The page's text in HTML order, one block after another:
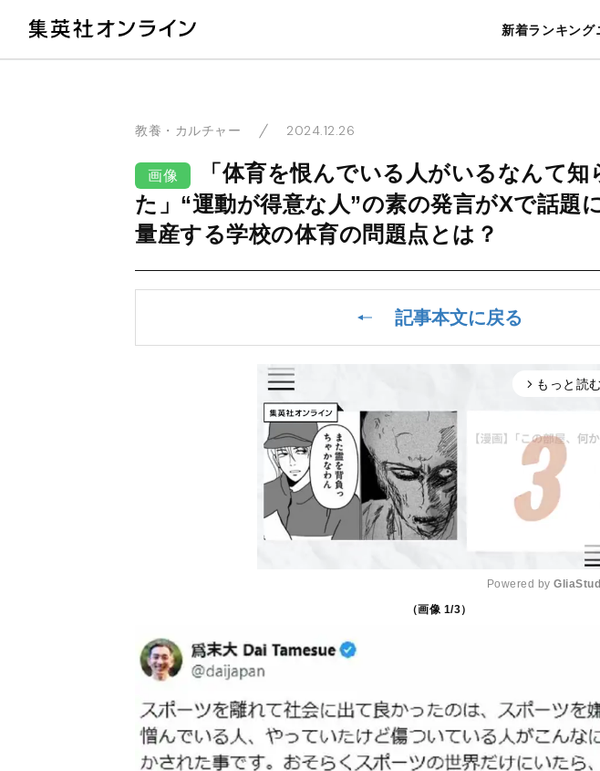
新着ランキング
暮らし スポ
教養・カルチャー 2024.12.26
画像
「体育を恨んでいる人がいるなんて知
た」“運動が得意な人”の素の発言がXで話題
量産する学校の体育の問題点とは？
記事本文に戻る
arrow_forward_ios もっと読
e
Powered by
（画像 1/3）